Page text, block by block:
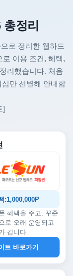
정리
로 정리한 웹하드
이용 조건, 혜택,
리했습니다. 처음
만 선별해 안내합
]
:1,000,000P
혜택을 주고, 꾸준
로 오래 운영되고
갑니다.
트 바로가기